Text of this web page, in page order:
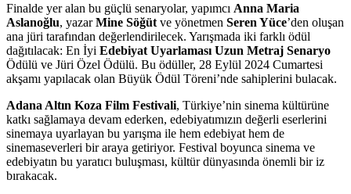
Finalde yer alan bu güçlü senaryolar, yapımcı Anna Maria
Aslanoğlu, yazarMine Söğüt ve yönetmen Seren Yüce’den oluşan
ana jüri tarafından değerlendirilecek. Yarışmada iki farklı ödül
dağıtılacak: En İyi Edebiyat Uyarlaması Uzun Metraj Senaryo
Ödülü ve Jüri Özel Ödülü. Bu ödüller, 28 Eylül 2024 Cumartesi
akşamı yapılacak olan Büyük Ödül Töreni’nde sahiplerini bulacak.
Adana Altın Koza Film Festivali, Türkiye’nin sinema kültürüne
katkı sağlamaya devam ederken, edebiyatımızın değerli eserlerini
sinemaya uyarlayan bu yarışma ile hem edebiyat hem de
sinemaseverleri bir araya getiriyor. Festival boyunca sinema ve
edebiyatın bu yaratıcı buluşması, kültür dünyasında önemli bir iz
bırakacak.